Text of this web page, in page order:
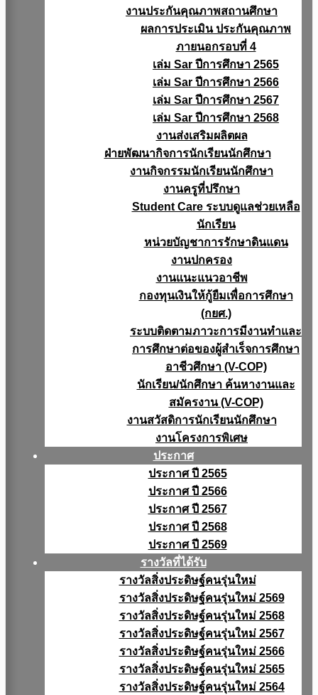
งานประกันคุณภาพสถานศึกษา
ผลการประเมิน ประกันคุณภาพ
ภายนอกรอบที่ 4
เล่ม Sar ปีการศึกษา 2565
เล่ม Sar ปีการศึกษา 2566
เล่ม Sar ปีการศึกษา 2567
เล่ม Sar ปีการศึกษา 2568
งานส่งเสริมผลิตผล
ฝ่ายพัฒนากิจการนักเรียนนักศึกษา
งานกิจกรรมนักเรียนนักศึกษา
งานครูที่ปรึกษา
Student Care ระบบดูแลช่วยเหลือ
นักเรียน
หน่วยบัญชาการรักษาดินแดน
งานปกครอง
งานแนะแนวอาชีพ
กองทุนเงินให้กู้ยืมเพื่อการศึกษา
(กยศ.)
ระบบติดตามภาวะการมีงานทำและ
การศึกษาต่อของผู้สำเร็จการศึกษา
อาชีวศึกษา (V-COP)
นักเรียน/นักศึกษา ค้นหางานและ
สมัครงาน (V-COP)
งานสวัสดิการนักเรียนนักศึกษา
งานโครงการพิเศษ
ประกาศ
ประกาศ ปี 2565
ประกาศ ปี 2566
ประกาศ ปี 2567
ประกาศ ปี 2568
ประกาศ ปี 2569
รางวัลที่ได้รับ
รางวัลสิ่งประดิษฐ์คนรุ่นใหม่
รางวัลสิ่งประดิษฐ์คนรุ่นใหม่ 2569
รางวัลสิ่งประดิษฐ์คนรุ่นใหม่ 2568
รางวัลสิ่งประดิษฐ์คนรุ่นใหม่ 2567
รางวัลสิ่งประดิษฐ์คนรุ่นใหม่ 2566
รางวัลสิ่งประดิษฐ์คนรุ่นใหม่ 2565
รางวัลสิ่งประดิษฐ์คนรุ่นใหม่ 2564